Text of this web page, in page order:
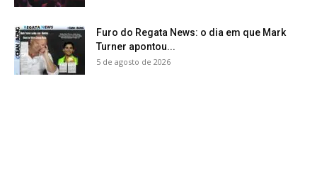
Furo do Regata News: o dia em que Mark
Turner apontou...
5 de agosto de 2026